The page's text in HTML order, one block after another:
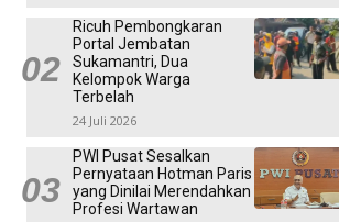
Ricuh Pembongkaran
Portal Jembatan
Sukamantri, Dua
Kelompok Warga
Terbelah
24 Juli 2026
PWI Pusat Sesalkan
Pernyataan Hotman Paris
yang Dinilai Merendahkan
Profesi Wartawan